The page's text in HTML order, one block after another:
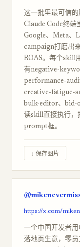
这一批里最可信
Claude Code终端
Google、Meta、
campaign打磨出
ROAS。每个skill
有negative-
performance-
creative-fatigue-
bulk-editor、bid-
读skill直接执行，
prompt框。
↓ 保存图片
https://x.com/
一个中国开发者
落地页生意，零